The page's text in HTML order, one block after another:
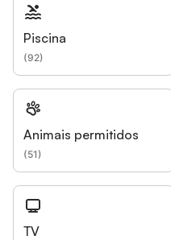
Piscina
(92)
Animais permitidos
(51)
TV